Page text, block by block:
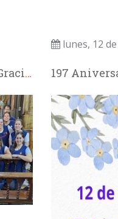
Bienvenida Madre Superiora Graciela Isidori y Hermanas de la Comunidad
lunes, 12